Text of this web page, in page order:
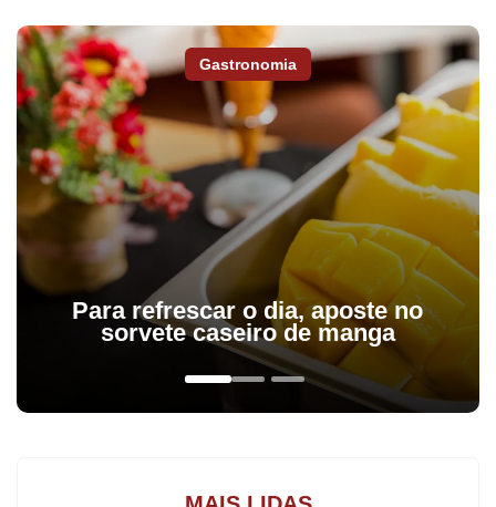
Em Ivaiporã, nos nove postos pesquisados na cidade, o etanol foi
o combustível que acumulou maior aumento no período: 30,69%.
No ano passado, nesta mesma época do ano, o litro do produto
era vendido a R$ 2,15. Ontem a média era de R$ 2,81.
Gastronomia
Para refrescar o dia, aposte no
sorvete caseiro de manga